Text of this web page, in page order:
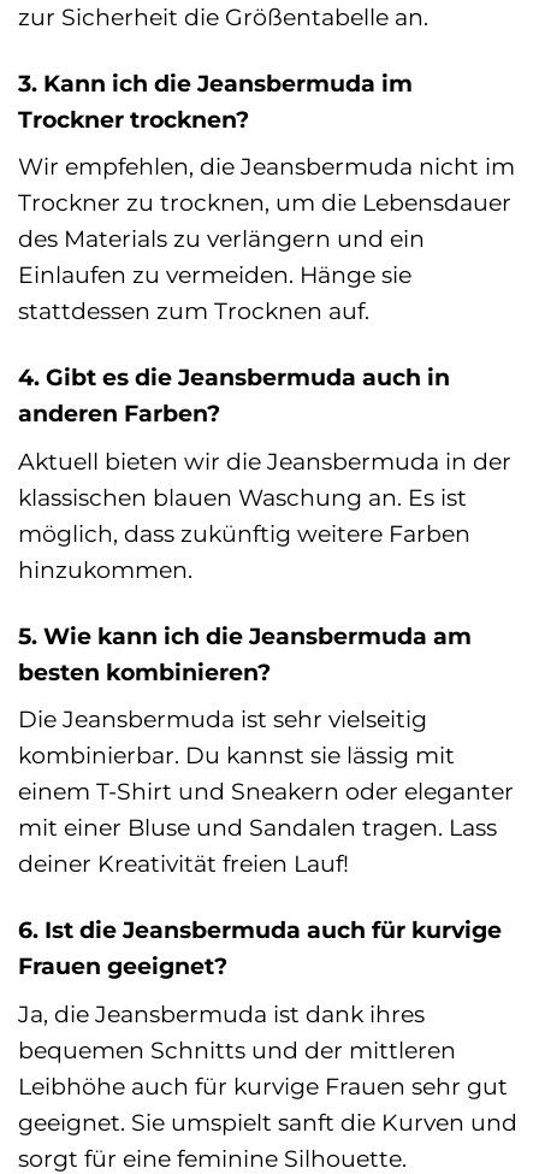
zur Sicherheit die Größentabelle an.
3. Kann ich die Jeansbermuda im
Trockner trocknen?
Wir empfehlen, die Jeansbermuda nicht im
Trockner zu trocknen, um die Lebensdauer
des Materials zu verlängern und ein
Einlaufen zu vermeiden. Hänge sie
stattdessen zum Trocknen auf.
4. Gibt es die Jeansbermuda auch in
anderen Farben?
Aktuell bieten wir die Jeansbermuda in der
klassischen blauen Waschung an. Es ist
möglich, dass zukünftig weitere Farben
hinzukommen.
5. Wie kann ich die Jeansbermuda am
besten kombinieren?
Die Jeansbermuda ist sehr vielseitig
kombinierbar. Du kannst sie lässig mit
einem T-Shirt und Sneakern oder eleganter
mit einer Bluse und Sandalen tragen. Lass
deiner Kreativität freien Lauf!
6. Ist die Jeansbermuda auch für kurvige
Frauen geeignet?
Ja, die Jeansbermuda ist dank ihres
bequemen Schnitts und der mittleren
Leibhöhe auch für kurvige Frauen sehr gut
geeignet. Sie umspielt sanft die Kurven und
sorgt für eine feminine Silhouette.